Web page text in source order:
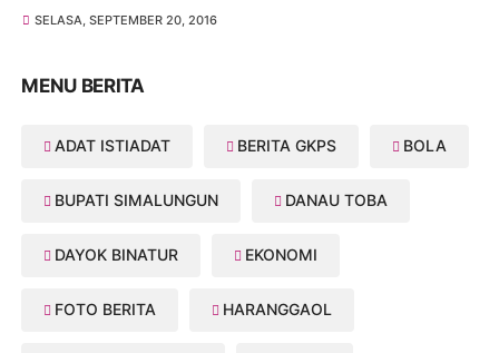
SELASA, SEPTEMBER 20, 2016
MENU BERITA
ADAT ISTIADAT BERITA GKPS BOLA
BUPATI SIMALUNGUN DANAU TOBA
DAYOK BINATUR EKONOMI
FOTO BERITA HARANGGAOL